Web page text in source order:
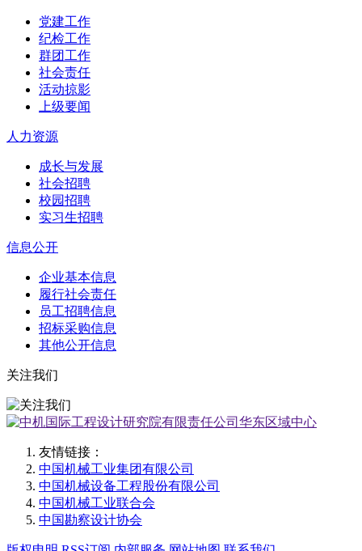
党建工作
纪检工作
群团工作
社会责任
活动掠影
上级要闻
人力资源
成长与发展
社会招聘
校园招聘
实习生招聘
信息公开
企业基本信息
履行社会责任
员工招聘信息
招标采购信息
其他公开信息
关注我们
友情链接：
中国机械工业集团有限公司
中国机械设备工程股份有限公司
中国机械工业联合会
中国勘察设计协会